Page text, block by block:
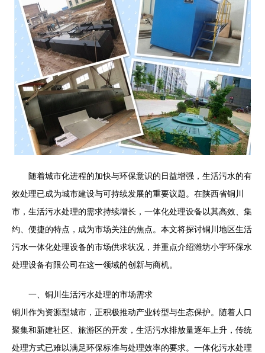
随着城市化进程的加快与环保意识的日益增强，生活污水的有
效处理已成为城市建设与可持续发展的重要议题。在陕西省铜川
市，生活污水处理的需求持续增长，一体化处理设备以其高效、集
约、便捷的特点，成为市场关注的焦点。本文将探讨铜川地区生活
污水一体化处理设备的市场供求状况，并重点介绍潍坊小宇环保水
处理设备有限公司在这一领域的创新与商机。
一、铜川生活污水处理的市场需求
铜川作为资源型城市，正积极推动产业转型与生态保护。随着人口
聚集和新建社区、旅游区的开发，生活污水排放量逐年上升，传统
处理方式已难以满足环保标准与处理效率的要求。一体化污水处理